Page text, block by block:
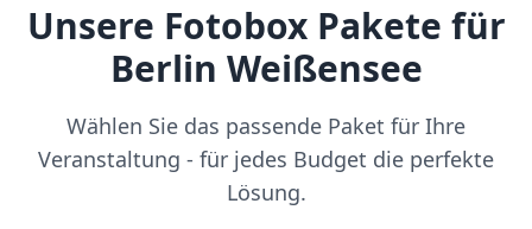
Unsere Fotobox Pakete für
Berlin Weißensee
Wählen Sie das passende Paket für Ihre
Veranstaltung - für jedes Budget die perfekte
Lösung.